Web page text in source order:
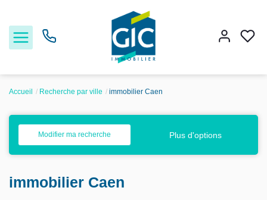
Acheter
Louer
Estimer
Accueil Recherche par ville immobilier Caen
Modifier ma recherche Plus d'options
immobilier Caen